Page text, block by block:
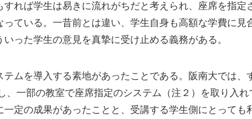
すれば学生は易きに流れがちだと考えられ、座席を指定
っている。一昔前とは違い、学生自身も高額な学費に見
った学生の意見を真摯に受け止める義務がある。
ムを導入する素地があったことである。阪南大では、
、一部の教室で座席指定のシステム（注２）を取り入
一定の成果があったことと、受講する学生側にとっても